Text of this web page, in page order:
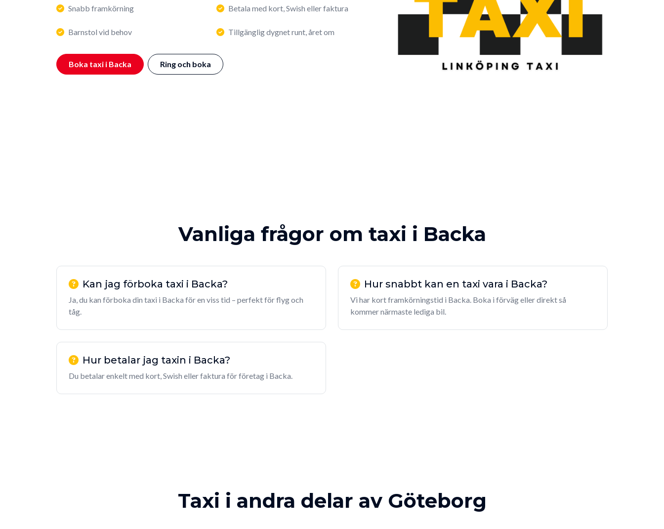
Snabb framkörning Betala med kort, Swish eller faktura
Barnstol vid behov Tillgänglig dygnet runt, året om
Boka taxi i Backa Ring och boka
Vanliga frågor om taxi i Backa
Kan jag förboka taxi i Backa?
Ja, du kan förboka din taxi i Backa för en viss tid – perfekt för flyg och
tåg.
Hur snabbt kan en taxi vara i Backa?
Vi har kort framkörningstid i Backa. Boka i förväg eller direkt så
kommer närmaste lediga bil.
Hur betalar jag taxin i Backa?
Du betalar enkelt med kort, Swish eller faktura för företag i Backa.
Taxi i andra delar av Göteborg